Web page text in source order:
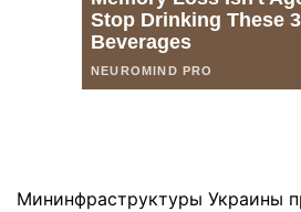
Мининфраструктуры Украины